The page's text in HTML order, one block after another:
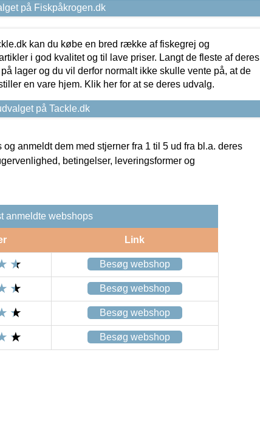
på Fiskpåkrogen.dk
kan du købe en bred række af fiskegrej og
i god kvalitet og til lave priser. Langt de fleste af deres
lager og du vil derfor normalt ikke skulle vente på, at de
en vare hjem. Klik her for at se deres udvalg.
på Tackle.dk
anmeldt dem med stjerner fra 1 til 5 ud fra bl.a. deres
betingelser, leveringsformer og
anmeldte webshops
Link
Besøg webshop
Besøg webshop
Besøg webshop
Besøg webshop